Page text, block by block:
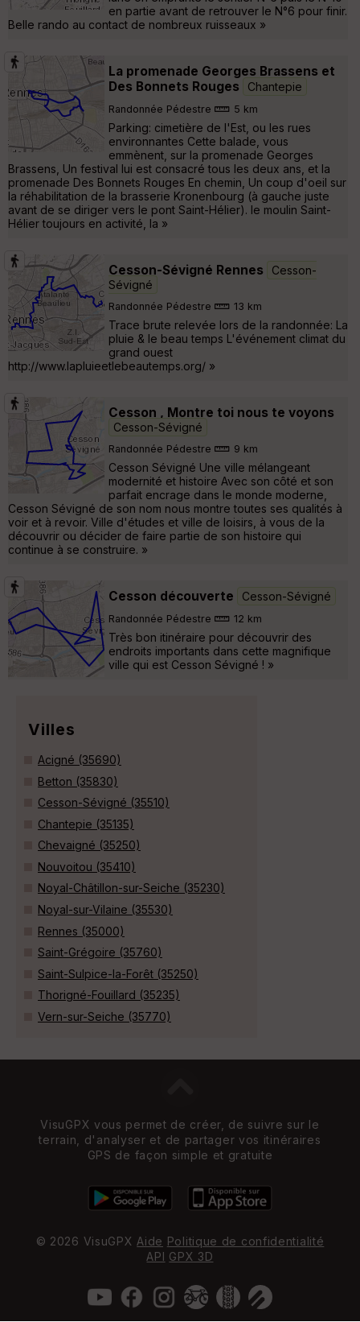
en partie avant de retrouver le N°6 pour finir.
Belle rando au contact de nombreux ruisseaux »
La promenade Georges Brassens et
Des Bonnets Rouges
Chantepie
Randonnée Pédestre 5 km
Parking: cimetière de l'Est, ou les rues
environnantes Cette balade, vous
emmènent, sur la promenade Georges
Brassens, Un festival lui est consacré tous les deux ans, et la
promenade Des Bonnets Rouges En chemin, Un coup d'oeil sur
la réhabilitation de la brasserie Kronenbourg (à gauche juste
avant de se diriger vers le pont Saint-Hélier). le moulin Saint-
Hélier toujours en activité, la »
Cesson-Sévigné Rennes
Cesson-
Sévigné
Randonnée Pédestre 13 km
Trace brute relevée lors de la randonnée: La
pluie & le beau temps L'événement climat du
grand ouest
http://www.lapluieetlebeautemps.org/ »
Cesson , Montre toi nous te voyons
Cesson-Sévigné
Randonnée Pédestre 9 km
Cesson Sévigné Une ville mélangeant
modernité et histoire Avec son côté et son
parfait encrage dans le monde moderne,
Cesson Sévigné de son nom nous montre toutes ses qualités à
voir et à revoir. Ville d'études et ville de loisirs, à vous de la
découvrir ou décider de faire partie de son histoire qui
continue à se construire. »
Cesson découverte Cesson-Sévigné
Randonnée Pédestre 12 km
Très bon itinéraire pour découvrir des
endroits importants dans cette magnifique
ville qui est Cesson Sévigné ! »
Villes
Acigné (35690)
Betton (35830)
Cesson-Sévigné (35510)
Chantepie (35135)
Chevaigné (35250)
Nouvoitou (35410)
Noyal-Châtillon-sur-Seiche (35230)
Noyal-sur-Vilaine (35530)
Rennes (35000)
Saint-Grégoire (35760)
Saint-Sulpice-la-Forêt (35250)
Thorigné-Fouillard (35235)
Vern-sur-Seiche (35770)
VisuGPX vous permet de créer, de suivre sur le
terrain, d'analyser et de partager vos itinéraires
GPS de façon simple et gratuite
© 2026 VisuGPX Aide Politique de confidentialité
API GPX 3D